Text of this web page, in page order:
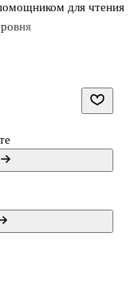
для чтения
изучает корейский